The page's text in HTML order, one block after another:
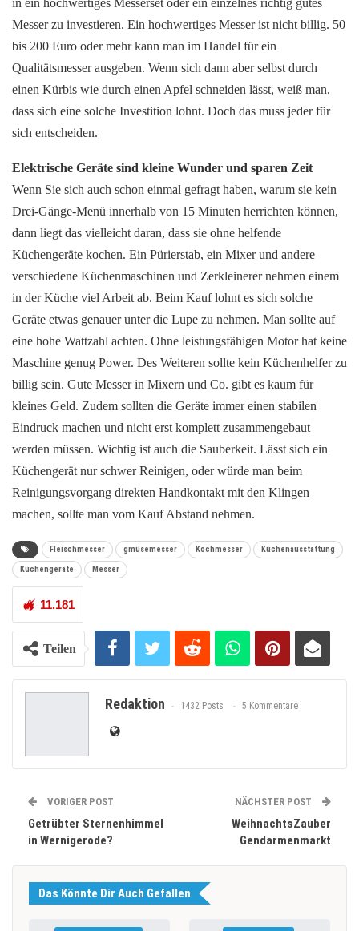
in ein hochwertiges Messerset oder ein einzelnes richtig gutes
Messer zu investieren. Ein hochwertiges Messer ist nicht billig. 50
bis 200 Euro oder mehr kann man im Handel für ein
Qualitätsmesser ausgeben. Wenn sich dann aber selbst durch
einen Kürbis wie durch einen Apfel schneiden lässt, weiß man,
dass sich eine solche Investition lohnt. Doch das muss jeder für
sich entscheiden.
Elektrische Geräte sind kleine Wunder und sparen Zeit
Wenn Sie sich auch schon einmal gefragt haben, warum sie kein
Drei-Gänge-Menü innerhalb von 15 Minuten herrichten können,
dann liegt das vielleicht daran, dass sie ohne helfende
Küchengeräte kochen. Ein Pürierstab, ein Mixer und andere
verschiedene Küchenmaschinen und Zerkleinerer nehmen einem
in der Küche viel Arbeit ab. Beim Kauf lohnt es sich solche
Geräte etwas genauer unter die Lupe zu nehmen. Man sollte auf
eine hohe Wattzahl achten. Ohne leistungsfähigen Motor hat keine
Maschine genug Power. Des Weiteren sollte kein Küchenhelfer zu
billig sein. Gute Messer in Mixern und Co. gibt es kaum für
kleines Geld. Zudem sollten die Geräte immer einen stabilen
Eindruck machen und nicht erst komplett zusammengebaut
werden müssen. Wichtig ist auch die Sauberkeit. Lässt sich ein
Küchengerät nur schwer Reinigen, oder würde man beim
Reinigungsvorgang direkten Handkontakt mit den Klingen
machen, sollte man vom Kauf Abstand nehmen.
Fleischmesser gmüsemesser Kochmesser Küchenausstattung
Küchengeräte Messer
11.181
Teilen
Redaktion 1432 Posts 5 Kommentare
VORIGER POST
Getrübter Sternenhimmel
in Wernigerode?
NÄCHSTER POST
WeihnachtsZauber
Gendarmenmarkt
Das Könnte Dir Auch Gefallen